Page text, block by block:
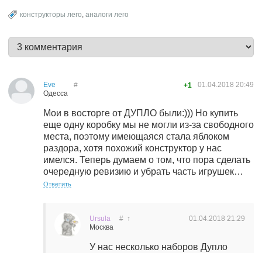
конструкторы лего, аналоги лего
Eve
Одесса
01.04.2018 20:49
# +1
Мои в восторге от ДУПЛО были:))) Но купить
еще одну коробку мы не могли из-за свободного
места, поэтому имеющаяся стала яблоком
раздора, хотя похожий конструктор у нас
имелся. Теперь думаем о том, что пора сделать
очередную ревизию и убрать часть игрушек…
Ответить
Ursula
Москва
01.04.2018 21:29
# ↑
У нас несколько наборов Дупло